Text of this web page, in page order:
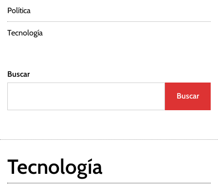
Política
Tecnología
Buscar
Buscar
Tecnología